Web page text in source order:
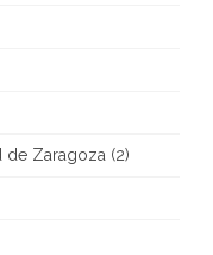
de Zaragoza (2)